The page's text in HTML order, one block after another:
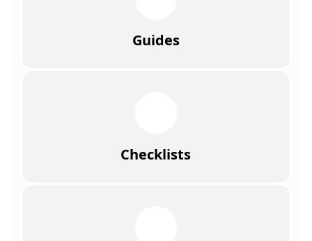
Guides
Checklists